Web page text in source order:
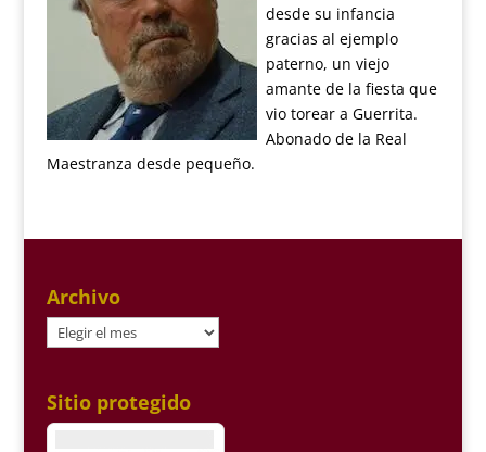
desde su infancia
gracias al ejemplo
paterno, un viejo
amante de la fiesta que
vio torear a Guerrita.
Abonado de la Real
Maestranza desde pequeño.
Archivo
Archivo
Sitio protegido